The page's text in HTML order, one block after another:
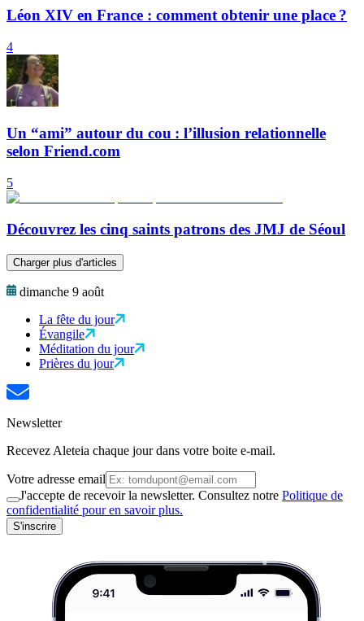
Léon XIV en France : comment obtenir une place ?
4
Un “ami” autour du cou : l’illusion relationnelle
selon Friend.com
5
Découvrez les cinq saints patrons des JMJ de Séoul
Charger plus d'articles
dimanche 9 août
La fête du jour
Évangile
Méditation du jour
Prières du jour
Newsletter
Recevez Aleteia chaque jour dans votre boite e-mail.
Votre adresse email
J'accepte de recevoir la newsletter. Consultez notre Politique de
confidentialité pour en savoir plus.
S'inscrire